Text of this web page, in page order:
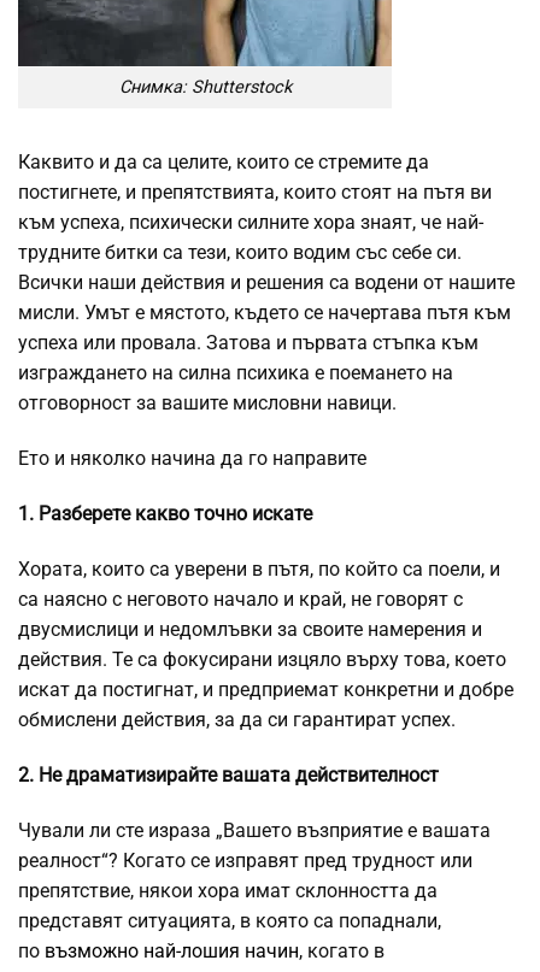
Снимка: Shutterstock
Каквито и да са целите, които се стремите да
постигнете, и препятствията, които стоят на пътя ви
към успеха, психически силните хора знаят, че най-
трудните битки са тези, които водим със себе си.
Всички наши действия и решения са водени от нашите
мисли. Умът е мястото, където се начертава пътя към
успеха или провала. Затова и първата стъпка към
изграждането на силна психика е поемането на
отговорност за вашите мисловни навици.
Ето и няколко начина да го направите
1. Разберете какво точно искате
Хората, които са уверени в пътя, по който са поели, и
са наясно с неговото начало и край, не говорят с
двусмислици и недомлъвки за своите намерения и
действия. Те са фокусирани изцяло върху това, което
искат да постигнат, и предприемат конкретни и добре
обмислени действия, за да си гарантират успех.
2. Не драматизирайте вашата действителност
Чували ли сте израза „Вашето възприятие е вашата
реалност“? Когато се изправят пред трудност или
препятствие, някои хора имат склонността да
представят ситуацията, в която са попаднали,
по възможно най-лошия начин, когато в